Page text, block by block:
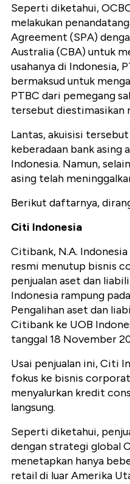
Seperti diketahui,
melakukan
Agreement (SPA)
Australia (CBA) untuk
usahanya di Indonesia,
bermaksud untuk
PTBC dari pemegang
tersebut diestimasikan
Lantas, akuisisi
keberadaan bank asing
Indonesia. Namun,
asing telah
Berikut daftarnya,
Citi Indonesia
Citibank, N.A.
resmi menutup bisnis
penjualan aset dan
Indonesia rampung
Pengalihan aset dan
Citibank ke UOB
tanggal 18 November
Usai penjualan ini, Citi
fokus ke bisnis
menyalurkan kredit
langsung.
Seperti diketahui,
dengan strategi global
menetapkan hanya
retail di luar Amerika